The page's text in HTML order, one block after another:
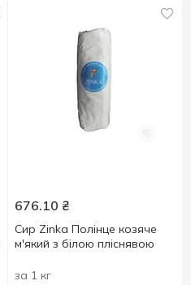
676.10 ₴
Сир Zinka Полінце козяче
м'який з білою пліснявою
за 1 кг